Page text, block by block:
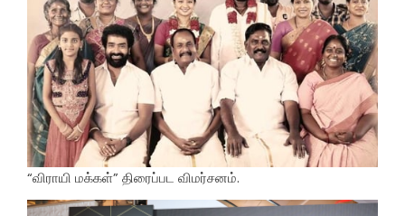
“விராயி மக்கள்” திரைப்பட விமர்சனம்.